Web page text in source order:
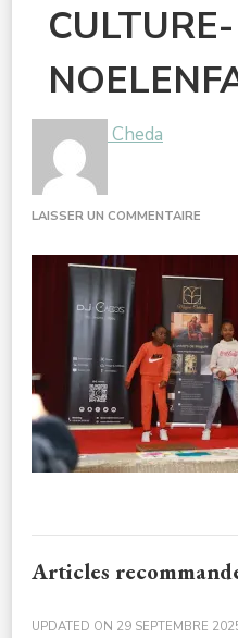
CULTURE-
Cheda
LAISSER UN COMMENTAIRE
Articles
UPDATED ON 29 SEPTEMBRE